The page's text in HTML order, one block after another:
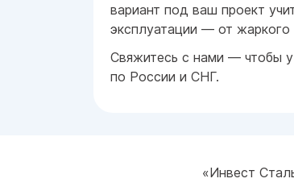
вариант под ваш проект
эксплуатации — от жаркого
Свяжитесь с нами — чтобы
по России и СНГ.
«Инвест